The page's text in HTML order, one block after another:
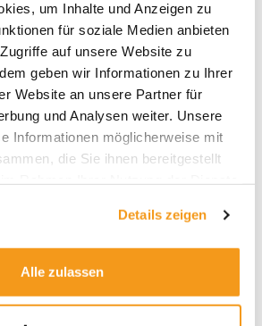
um Inhalte und Anzeigen zu
für soziale Medien anbieten
auf unsere Website zu
geben wir Informationen zu Ihrer
Website an unsere Partner für
und Analysen weiter. Unsere
Informationen möglicherweise mit
die Sie ihnen bereitgestellt
Details zeigen
Alle zulassen